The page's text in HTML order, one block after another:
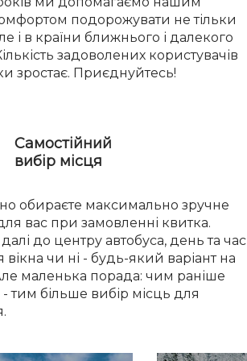
подорожувати не тільки
і в країни ближнього і далекого
задоволених користувачів
зростає. Приєднуйтесь!
Самостійний
вибір місця
обираєте максимально зручне
вас при замовленні квитка.
до центру автобуса, день та час
вікна чи ні - будь-який варіант на
маленька порада: чим раніше
тим більше вибір місць для